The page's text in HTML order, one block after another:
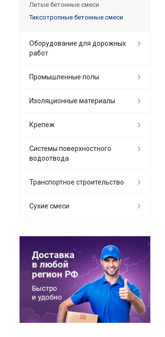
Литые бетонные смеси
Тиксотропные бетонные смеси
Оборудование для дорожных
работ
Промышленные полы
Изоляционные материалы
Крепеж
Системы поверхностного
водоотвода
Транспортное строительство
Сухие смеси